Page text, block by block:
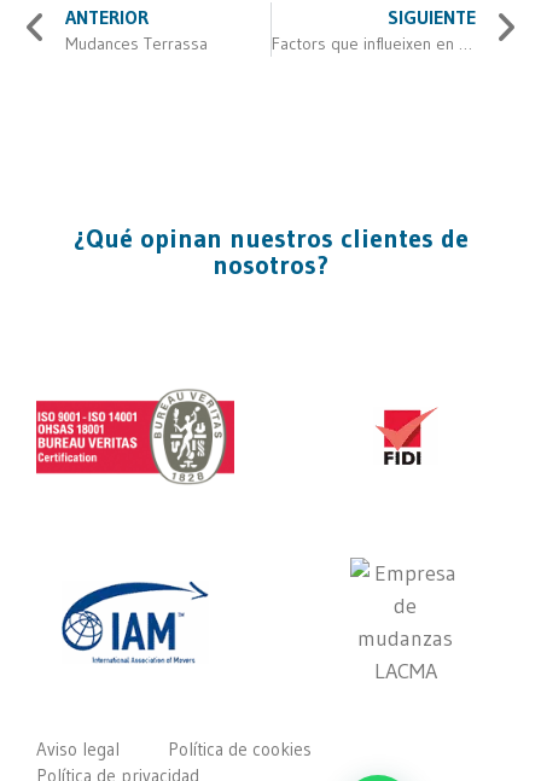
ANTERIOR
Mudances Terrassa
SIGUIENTE
Factors que influeixen en el cost mudança
¿Qué opinan nuestros clientes de
nosotros?
Aviso legal
Política de cookies
Política de privacidad